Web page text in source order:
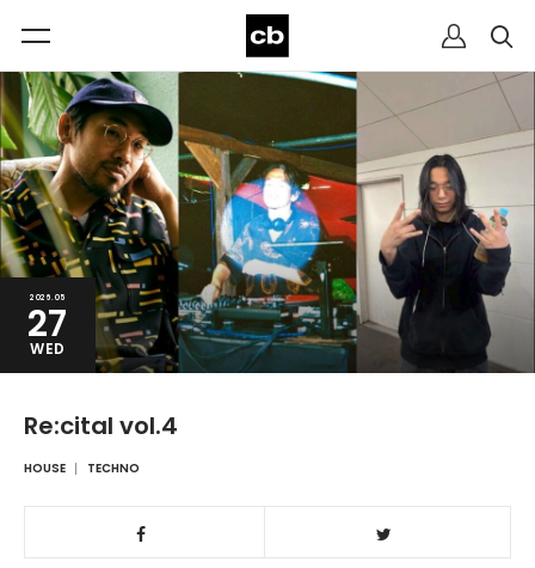
2026.05
27
WED
Re:cital vol.4
HOUSE TECHNO